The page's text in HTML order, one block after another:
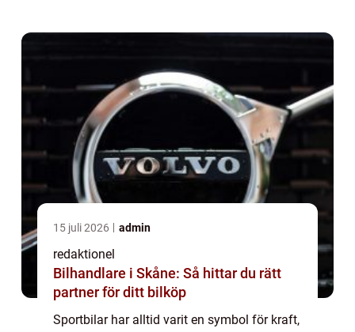
15 juli 2026 admin
redaktionel
Bilhandlare i Skåne: Så hittar du rätt
partner för ditt bilköp
Sportbilar har alltid varit en symbol för kraft,